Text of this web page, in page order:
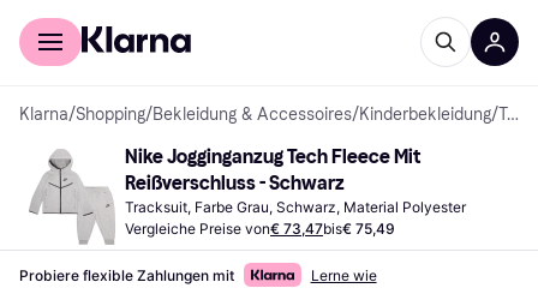
Für Shopper
Klarna/Shopping/Bekleidung & Accessoires/Kinderbekleidung/ Tracksuits
Nike Jogginganzug Tech Fleece Mit
Reißverschluss - Schwarz
Tracksuit, Farbe Grau, Schwarz, Material Polyester
Vergleiche Preise von€ 73,47bis€ 75,49
Probiere flexible Zahlungen mit Lerne wie